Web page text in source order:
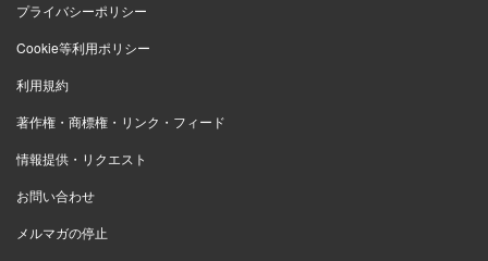
プライバシーポリシー
Cookie等利用ポリシー
利用規約
著作権・商標権・リンク・フィード
情報提供・リクエスト
お問い合わせ
メルマガの停止